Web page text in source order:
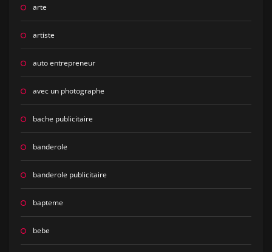
arte
artiste
auto entrepreneur
avec un photographe
bache publicitaire
banderole
banderole publicitaire
bapteme
bebe